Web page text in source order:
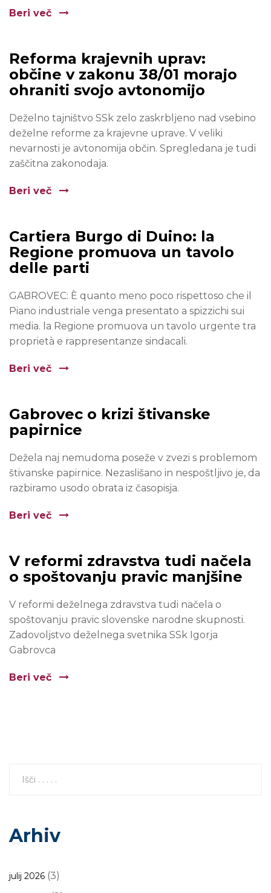
Beri več
Reforma krajevnih uprav:
občine v zakonu 38/01 morajo
ohraniti svojo avtonomijo
Deželno tajništvo SSk zelo zaskrbljeno nad vsebino
deželne reforme za krajevne uprave. V veliki
nevarnosti je avtonomija občin. Spregledana je tudi
zaščitna zakonodaja.
Beri več
Cartiera Burgo di Duino: la
Regione promuova un tavolo
delle parti
GABROVEC: È quanto meno poco rispettoso che il
Piano industriale venga presentato a spizzichi sui
media. la Regione promuova un tavolo urgente tra
proprietà e rappresentanze sindacali.
Beri več
Gabrovec o krizi štivanske
papirnice
Dežela naj nemudoma poseže v zvezi s problemom
štivanske papirnice. Nezaslišano in nespoštljivo je, da
razbiramo usodo obrata iz časopisja.
Beri več
V reformi zdravstva tudi načela
o spoštovanju pravic manjšine
V reformi deželnega zdravstva tudi načela o
spoštovanju pravic slovenske narodne skupnosti.
Zadovoljstvo deželnega svetnika SSk Igorja
Gabrovca
Beri več
Arhiv
julij 2026 (3)